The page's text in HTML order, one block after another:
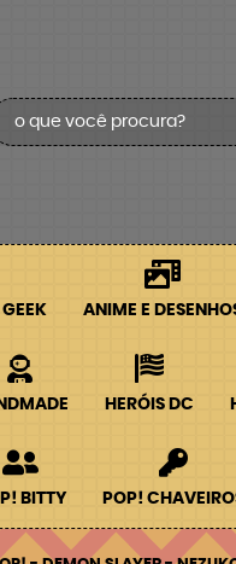
ANIME E
HERÓIS DC
BITTY POP!